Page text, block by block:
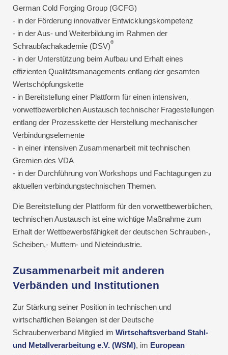
German Cold Forging Group (GCFG)
- in der Förderung innovativer Entwicklungskompetenz
- in der Aus- und Weiterbildung im Rahmen der
Schraubfachakademie (DSV)®
- in der Unterstützung beim Aufbau und Erhalt eines
effizienten Qualitätsmanagements entlang der gesamten
Wertschöpfungskette
- in Bereitstellung einer Plattform für einen intensiven,
vorwettbewerblichen Austausch technischer Fragestellungen
entlang der Prozesskette der Herstellung mechanischer
Verbindungselemente
- in einer intensiven Zusammenarbeit mit technischen
Gremien des VDA
- in der Durchführung von Workshops und Fachtagungen zu
aktuellen verbindungstechnischen Themen.
Die Bereitstellung der Plattform für den vorwettbewerblichen,
technischen Austausch ist eine wichtige Maßnahme zum
Erhalt der Wettbewerbsfähigkeit der deutschen Schrauben-,
Scheiben,- Muttern- und Nieteindustrie.
Zusammenarbeit mit anderen
Verbänden und Institutionen
Zur Stärkung seiner Position in technischen und
wirtschaftlichen Belangen ist der Deutsche
Schraubenverband Mitglied im Wirtschaftsverband Stahl-
und Metallverarbeitung e.V. (WSM), im European